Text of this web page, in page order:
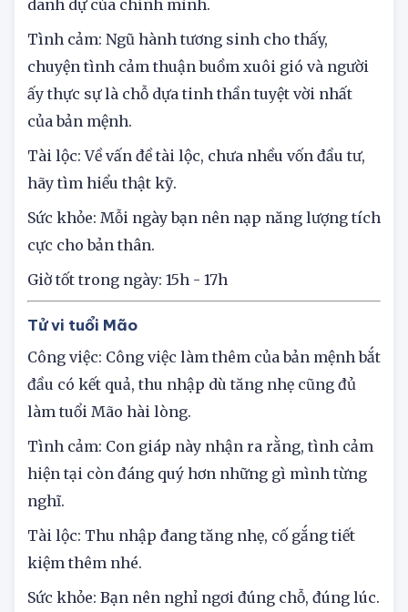
lên, làm những điều cần phải làm để bảo vệ
danh dự của chính mình.
Tình cảm: Ngũ hành tương sinh cho thấy,
chuyện tình cảm thuận buồm xuôi gió và người
ấy thực sự là chỗ dựa tinh thần tuyệt vời nhất
của bản mệnh.
Tài lộc: Về vấn đề tài lộc, chưa nhều vốn đầu tư,
hãy tìm hiểu thật kỹ.
Sức khỏe: Mỗi ngày bạn nên nạp năng lượng tích
cực cho bản thân.
Giờ tốt trong ngày: 15h - 17h
Tử vi tuổi Mão
Công việc: Công việc làm thêm của bản mệnh bắt
đầu có kết quả, thu nhập dù tăng nhẹ cũng đủ
làm tuổi Mão hài lòng.
Tình cảm: Con giáp này nhận ra rằng, tình cảm
hiện tại còn đáng quý hơn những gì mình từng
nghĩ.
Tài lộc: Thu nhập đang tăng nhẹ, cố gắng tiết
kiệm thêm nhé.